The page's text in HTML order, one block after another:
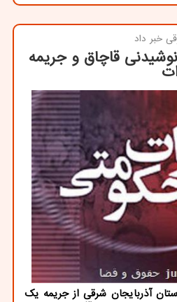
خبر داد
بطری نوشیدنی قاچاق و جریمه
آذربایجان شرقی از جریمه یک